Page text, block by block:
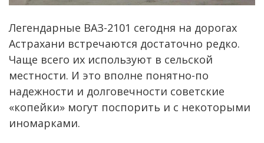
Легендарные ВАЗ-2101 сегодня на дорогах
Астрахани встречаются достаточно редко.
Чаще всего их используют в сельской
местности. И это вполне понятно-по
надежности и долговечности советские
«копейки» могут поспорить и с некоторыми
иномарками.